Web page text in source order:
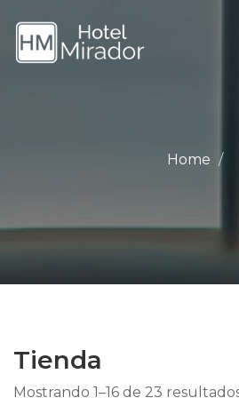
Home
Tienda
Mostrando 1–16 de 23